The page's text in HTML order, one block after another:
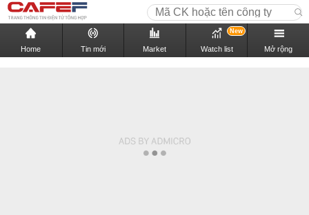
Home Tin mới Market Watch list
New
Mở rộng